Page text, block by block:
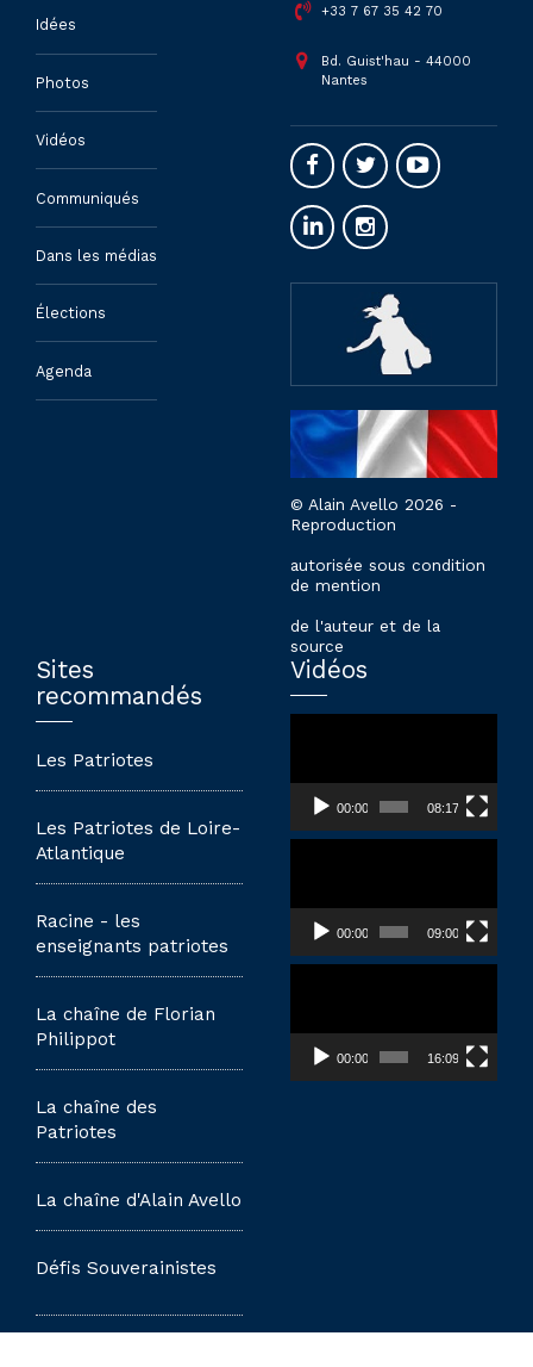
Idées
Photos
Vidéos
Communiqués
Dans les médias
Élections
Agenda
+33 7 67 35 42 70
Bd. Guist'hau - 44000
Nantes
© Alain Avello 2026 -
Reproduction
autorisée sous condition
de mention
de l'auteur et de la
source
Sites
recommandés
Les Patriotes
Les Patriotes de Loire-
Atlantique
Racine - les
enseignants patriotes
La chaîne de Florian
Philippot
La chaîne des
Patriotes
La chaîne d'Alain Avello
Défis Souverainistes
Vidéos
00:00 08:17
00:00 09:00
00:00 16:09